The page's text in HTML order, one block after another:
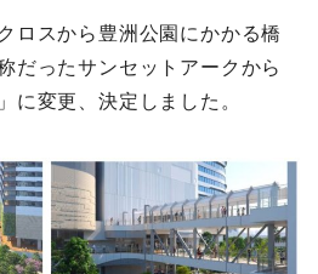
ロスから豊洲公園にかかる橋
だったサンセットアークから
に変更、決定しました。